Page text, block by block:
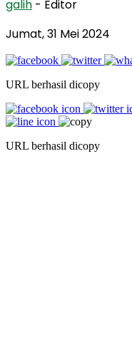
galih - Editor
Jumat, 31 Mei 2024
URL berhasil dicopy
URL berhasil dicopy